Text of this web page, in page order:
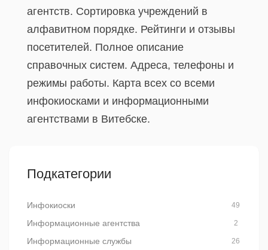
агентств. Сортировка учреждений в
алфавитном порядке. Рейтинги и отзывы
посетителей. Полное описание
справочных систем. Адреса, телефоны и
режимы работы. Карта всех со всеми
инфокиосками и информационными
агентствами в Витебске.
Подкатегории
Инфокиоски 49
Информационные агентства 2
Информационные службы 26